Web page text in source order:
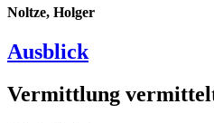
Noltze, Holger
Ausblick
Vermittlung